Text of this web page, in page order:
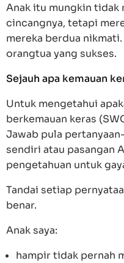
Anak itu mungkin tidak
cincangnya, tetapi
mereka berdua
orangtua yang sukses.
Sejauh apa kemauan
Untuk mengetahui
berkemauan keras
Jawab pula
sendiri atau pasangan
pengetahuan untuk
Tandai setiap
benar.
Anak saya:
hampir tidak pernah